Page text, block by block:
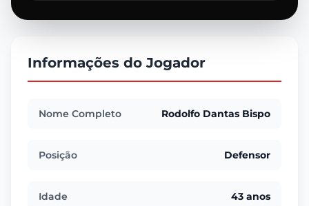
Informações do Jogador
Nome Completo Rodolfo Dantas Bispo
Posição Defensor
Idade 43 anos